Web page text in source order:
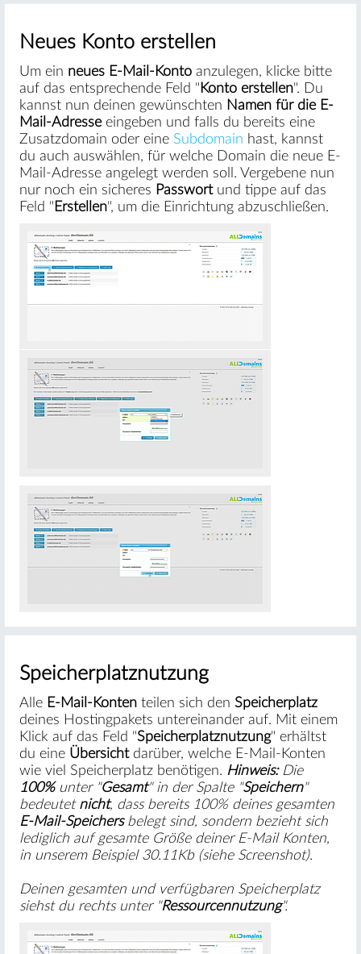
Neues Konto erstellen
Um ein neues E-Mail-Kontoanzulegen, klicke bitte
auf das entsprechende Feld " Konto erstellen". Du
kannst nun deinen gewünschten Namen für die E-
Mail-Adresseeingeben und falls du bereits eine
Zusatzdomain oder eine Subdomain hast, kannst
du auch auswählen, für welche Domain die neue E-
Mail-Adresse angelegt werden soll. Vergebene nun
nur noch ein sicheres Passwortund tippe auf das
Feld " Erstellen", um die Einrichtung abzuschließen.
Speicherplatznutzung
Alle E-Mail-Kontenteilen sich den Speicherplatz
deines Hostingpakets untereinander auf. Mit einem
Klick auf das Feld "Speicherplatznutzung" erhältst
du eine Übersichtdarüber, welche E-Mail-Konten
wie viel Speicherplatz benötigen. Hinweis:Die
100%unter "Gesamt" in der Spalte "Speichern"
bedeutet nicht, dass bereits 100% deines gesamten
E-Mail-Speichersbelegt sind, sondern bezieht sich
lediglich auf gesamte Größe deiner E-Mail Konten,
in unserem Beispiel 30.11Kb (siehe Screenshot).
Deinen gesamten und verfügbaren Speicherplatz
siehst du rechts unter "Ressourcennutzung".